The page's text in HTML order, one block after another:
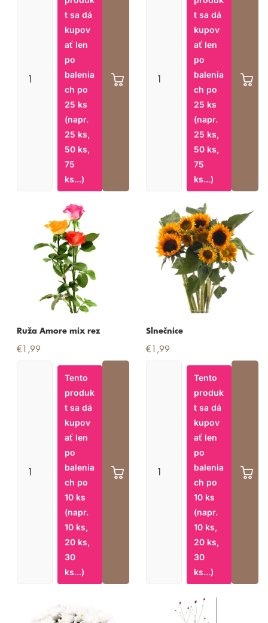
t sa dá
kupov
ať len
po
balenia
ch po
25 ks
(napr.
25 ks,
50 ks,
75
ks...)
t sa dá
kupov
ať len
po
balenia
ch po
25 ks
(napr.
25 ks,
50 ks,
75
ks...)
Ruža Amore mix rez
€1,99
Tento
produk
t sa dá
kupov
ať len
po
balenia
ch po
10 ks
(napr.
10 ks,
20 ks,
30
ks...)
Slnečnice
€1,99
Tento
produk
t sa dá
kupov
ať len
po
balenia
ch po
10 ks
(napr.
10 ks,
20 ks,
30
ks...)